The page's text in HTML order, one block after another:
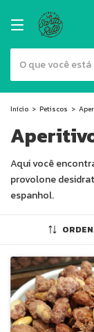
Início > Petiscos >
Aqui você
provolone
espanhol.